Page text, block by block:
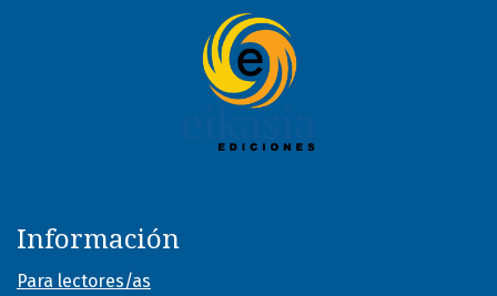
Información
Para lectores/as